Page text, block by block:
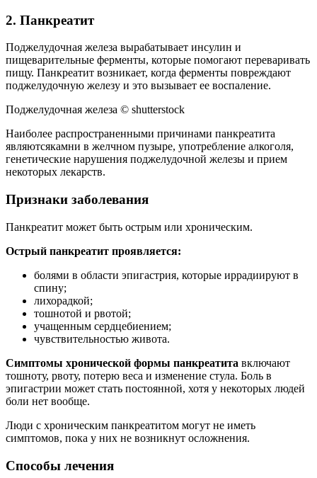
2. Панкреатит
Поджелудочная железа вырабатывает инсулин и
пищеварительные ферменты, которые помогают переваривать
пищу. Панкреатит возникает, когда ферменты повреждают
поджелудочную железу и это вызывает ее воспаление.
Поджелудочная железа © shutterstock
Наиболее распространенными причинами панкреатита
являютсякамни в желчном пузыре, употребление алкоголя,
генетические нарушения поджелудочной железы и прием
некоторых лекарств.
Признаки заболевания
Панкреатит может быть острым или хроническим.
Острый панкреатит проявляется:
болями в области эпигастрия, которые иррадиируют в
спину;
лихорадкой;
тошнотой и рвотой;
учащенным сердцебиением;
чувствительностью живота.
Симптомы хронической формы панкреатита включают
тошноту, рвоту, потерю веса и изменение стула. Боль в
эпигастрии может стать постоянной, хотя у некоторых людей
боли нет вообще.
Люди с хроническим панкреатитом могут не иметь
симптомов, пока у них не возникнут осложнения.
Способы лечения